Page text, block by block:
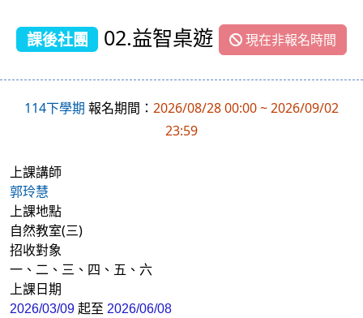
課後社團 02.益智桌遊 現在非報名時間
114下學期 報名期間： 2026/08/28 00:00 ~ 2026/09/02
23:59
上課講師
郭玲慧
上課地點
自然教室(三)
招收對象
一、二、三、四、五、六
上課日期
2026/03/09 起至 2026/06/08